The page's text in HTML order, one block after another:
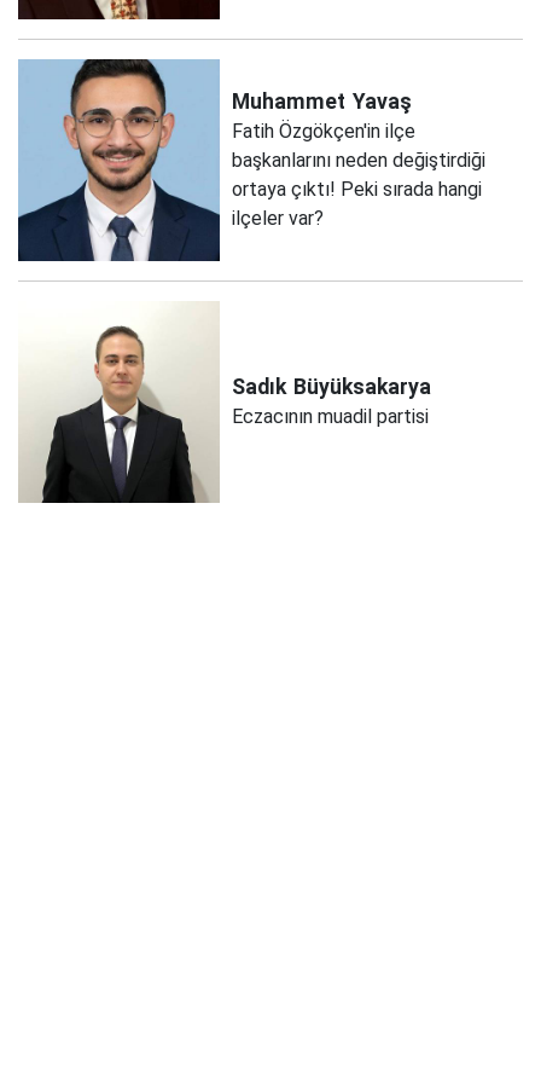
Muhammet Yavaş
Fatih Özgökçen'in ilçe
başkanlarını neden değiştirdiği
ortaya çıktı! Peki sırada hangi
ilçeler var?
Sadık Büyüksakarya
Eczacının muadil partisi